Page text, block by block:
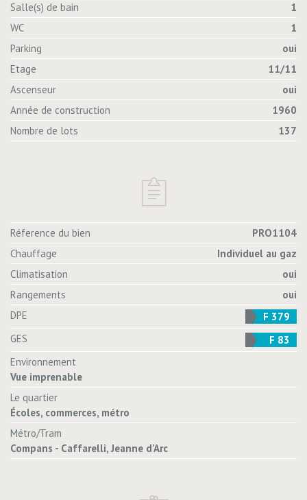
Salle(s) de bain
1
WC
1
Parking
oui
Etage
11/11
Ascenseur
oui
Année de construction
1960
Nombre de lots
137
Réference du bien
PRO1104
Chauffage
Individuel au gaz
Climatisation
oui
Rangements
oui
DPE
F 379
GES
F 83
Environnement
Vue imprenable
Le quartier
Écoles, commerces, métro
Métro/Tram
Compans - Caffarelli, Jeanne d’Arc